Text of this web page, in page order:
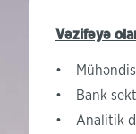
Vəzifəyə
•
• Bank
• Analitik